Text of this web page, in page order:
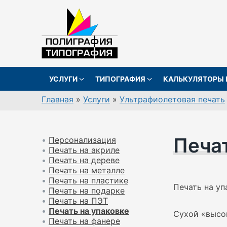
содержанию
УСЛУГИ ТИПОГРАФИЯ КАЛЬКУЛЯТОРЫ
Главная » Услуги » Ультрафиолетовая печать
Печать на
Сухой
• Персонализация
• Печать на акриле
• Печать на дереве
• Печать на металле
• Печать на пластике
• Печать на подарке
• Печать на ПЭТ
• Печать на упаковке
• Печать на фанере